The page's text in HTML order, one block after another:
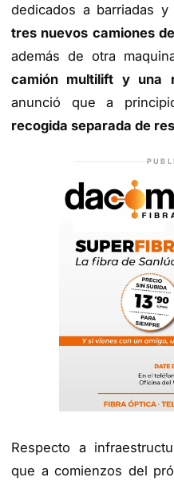
dedicados a barriadas
tres nuevos camiones
además de otra
camión multilift y una
anunció que a
recogida separada de
Respecto a
que a comienzos del